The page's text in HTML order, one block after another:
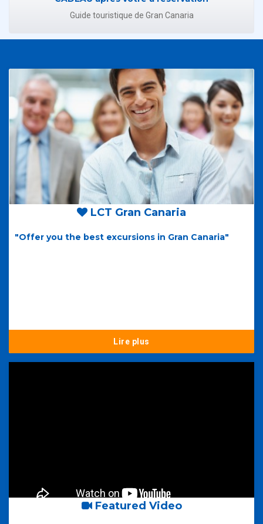
Guide touristique de Gran Canaria
LCT Gran Canaria
"Offer you the best excursions in Gran Canaria"
Lire plus
Featured Video